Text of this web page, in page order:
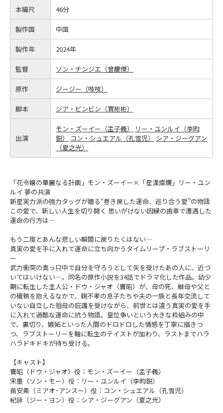
本編尺 46分
製作国 中国
製作年 2024年
監督 ゾン・チンジエ（曾慶傑）
原作 ジージー（吱吱）
脚本 ジア・ビンビン（賈彬彬）
出演
モン・ズーイー（孟子義）
リー・ユンルイ（李昀
鋭）
コン・シュエアル（孔雪児）
シア・ジーグアン
（夏之光）
「花令嬢の華麗なる計画」モン・ズーイー×「星漢燦爛」リー・ユン
ルイ 夢の共演
新星実力派の強力タッグが贈る“巻き戻した運命、巡り合う愛”の物語
この愛で、新しい人生を切り開く 思いがけない因縁の歯車で遭遇した
運命の行方は―
もう二度とあんな悲しい瞬間に戻りたくはない―
真実の愛を手に入れて運命に立ち向かうタイムリープ・ラブストーリ
ー
武力衝突の真っ只中で自分を守ろうとして矢を受けたあの人に、近づ
いてはいけない―。同名の原作小説を34話でドラマ化した作品。幼少
期に転生した主人公・ドウ・ジャオ（竇昭）が、母の死、継母や父と
の確執を抱えるなかで、親不孝の息子たちや夫の一族と長年交流して
いない自立した祖母の庇護を受けながら、前世とは違う真実の愛を手
に入れて過酷な運命に抗う物語。皇位争いという大きな枠組みの中
で、裏切り、嫉妬といった人間のドロドロした情感を丁寧に描きつ
つ、ラブストーリーを軸に転生のテイストが加わり、ラストまでハラ
ハラドキドキが待ち受ける。
【キャスト】
竇昭（ドウ・ジャオ）役：モン・ズーイー（孟子義）
宋墨（ソン・モー）役：リー・ユンルイ（李昀鋭）
苗安素（ミアオ･アンスー）役：コン・シュエアル（孔雪児）
紀詠（ジー・ヨン）役：シア・ジーグアン（夏之光）